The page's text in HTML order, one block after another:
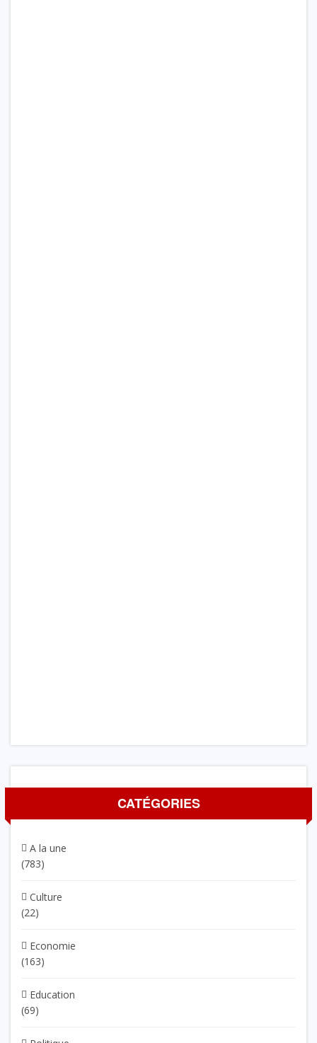
CATÉGORIES
A la une
(783)
Culture
(22)
Economie
(163)
Education
(69)